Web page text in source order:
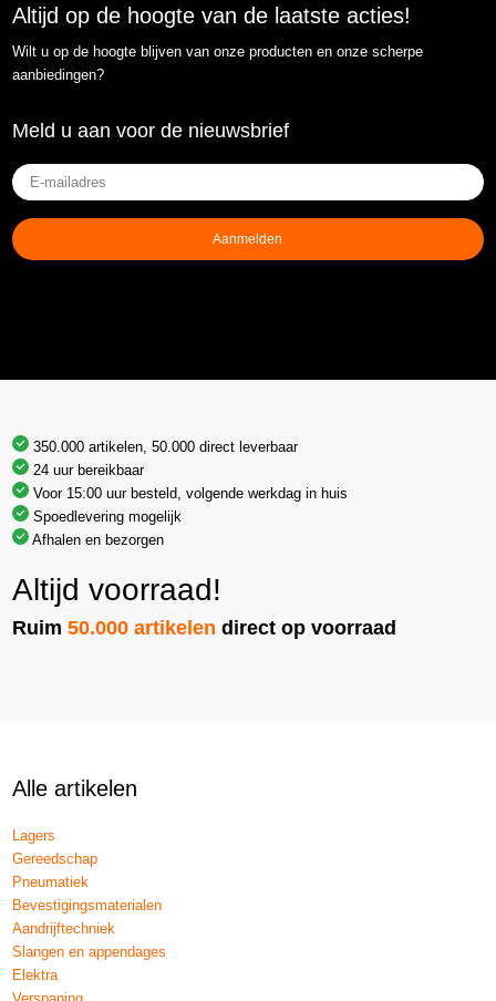
Altijd op de hoogte van de laatste acties!
Wilt u op de hoogte blijven van onze producten en onze scherpe
aanbiedingen?
Meld u aan voor de nieuwsbrief
E-
mailadres(Vereist)
Aanmelden
350.000 artikelen, 50.000 direct leverbaar
24 uur bereikbaar
Voor 15:00 uur besteld, volgende werkdag in huis
Spoedlevering mogelijk
Afhalen en bezorgen
Altijd voorraad!
Ruim50.000 artikelen direct op voorraad
Alle artikelen
Lagers
Gereedschap
Pneumatiek
Bevestigingsmaterialen
Aandrijftechniek
Slangen en appendages
Elektra